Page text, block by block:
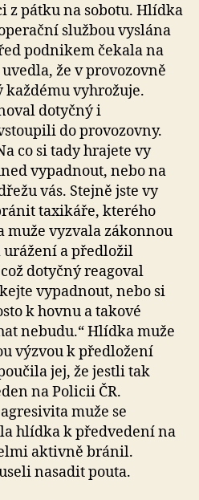
z pátku na sobotu. Hlídka
službou vyslána
podnikem čekala na
že v provozovně
každému vyhrožuje.
dotyčný i
do provozovny.
co si tady hrajete vy
vypadnout, nebo na
vás. Stejně jste vy
taxikáře, kterého
muže vyzvala zákonnou
urážení a předložil
dotyčný reagoval
vypadnout, nebo si
k hovnu a takové
nebudu.“ Hlídka muže
výzvou k předložení
jej, že jestli tak
na Policii ČR.
muže se
hlídka k předvedení na
aktivně bránil.
nasadit pouta.